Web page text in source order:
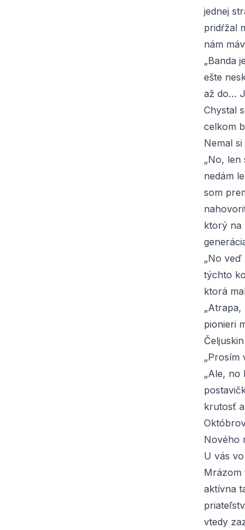
jednej
pridŕžal
nám
„Banda
ešte
až do…
Chystal
celkom
Nemal
„No, len
nedám
som
ktorý na
„No veď
týchto
ktorá
pionieri
„Prosím
„Ale, no
krutosť
Nového
U vás
Mrázom
aktívna
vtedy